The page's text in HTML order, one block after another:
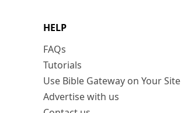
HELP
FAQs
Tutorials
Use Bible Gateway on Your Site
Advertise with us